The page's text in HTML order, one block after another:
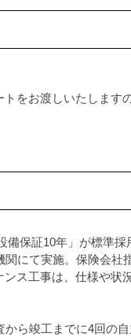
をお渡しいたします
保証10年」が標準採
にて実施。保険会社
ス工事は、仕様や状
ら竣工までに4回の